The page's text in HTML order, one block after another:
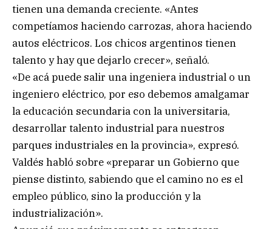
tienen una demanda creciente. «Antes
competíamos haciendo carrozas, ahora haciendo
autos eléctricos. Los chicos argentinos tienen
talento y hay que dejarlo crecer», señaló.
«De acá puede salir una ingeniera industrial o un
ingeniero eléctrico, por eso debemos amalgamar
la educación secundaria con la universitaria,
desarrollar talento industrial para nuestros
parques industriales en la provincia», expresó.
Valdés habló sobre «preparar un Gobierno que
piense distinto, sabiendo que el camino no es el
empleo público, sino la producción y la
industrialización».